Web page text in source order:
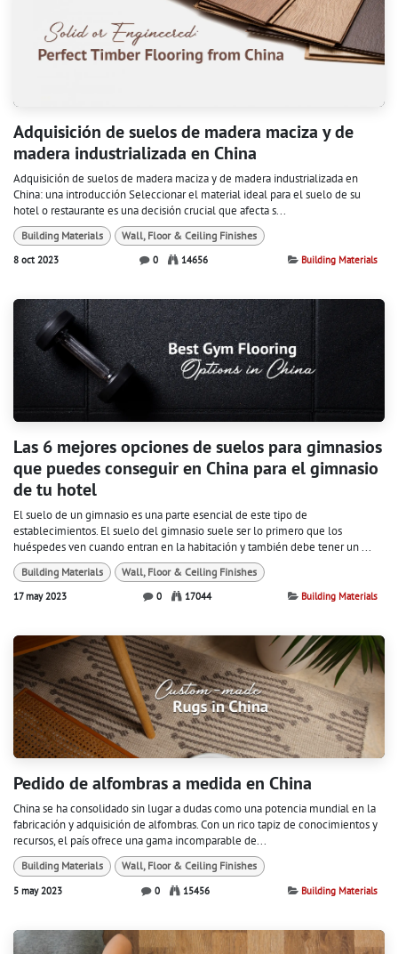
Adquisición de suelos de madera maciza y de
madera industrializada en China
Adquisición de suelos de madera maciza y de madera industrializada en
China: una introducción Seleccionar el material ideal para el suelo de su
hotel o restaurante es una decisión crucial que afecta s...
Building Materials
Wall, Floor & Ceiling Finishes
8 oct 2023
0 14656 Building Materials
Las 6 mejores opciones de suelos para gimnasios
que puedes conseguir en China para el gimnasio
de tu hotel
El suelo de un gimnasio es una parte esencial de este tipo de
establecimientos. El suelo del gimnasio suele ser lo primero que los
huéspedes ven cuando entran en la habitación y también debe tener un ...
Building Materials
Wall, Floor & Ceiling Finishes
17 may 2023
0 17044 Building Materials
Pedido de alfombras a medida en China
China se ha consolidado sin lugar a dudas como una potencia mundial en la
fabricación y adquisición de alfombras. Con un rico tapiz de conocimientos y
recursos, el país ofrece una gama incomparable de...
Building Materials
Wall, Floor & Ceiling Finishes
5 may 2023
0 15456 Building Materials